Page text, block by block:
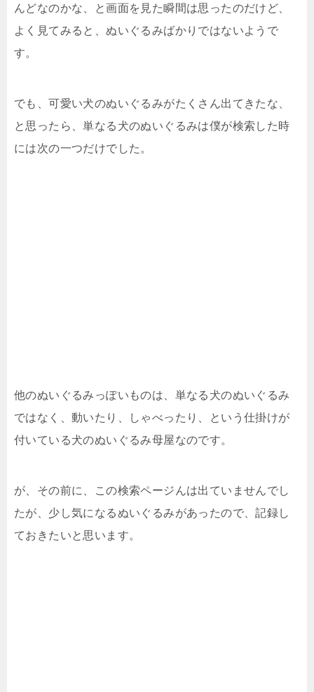
んどなのかな、と画面を見た瞬間は思ったのだけど、
よく見てみると、ぬいぐるみばかりではないようで
す。
でも、可愛い犬のぬいぐるみがたくさん出てきたな、
と思ったら、単なる犬のぬいぐるみは僕が検索した時
には次の一つだけでした。
他のぬいぐるみっぽいものは、単なる犬のぬいぐるみ
ではなく、動いたり、しゃべったり、という仕掛けが
付いている犬のぬいぐるみ母屋なのです。
が、その前に、この検索ページんは出ていませんでし
たが、少し気になるぬいぐるみがあったので、記録し
ておきたいと思います。